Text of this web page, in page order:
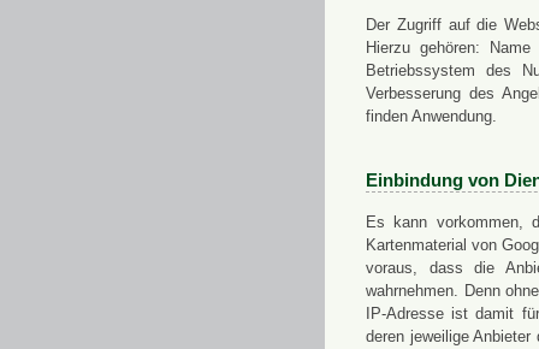
Der Zugriff auf die
Hierzu gehören:
Betriebssystem des
Verbesserung des
finden Anwendung.
Einbindung von
Es kann vorkommen,
Kartenmaterial von
voraus, dass die
wahrnehmen. Denn
IP-Adresse ist damit
deren jeweilige